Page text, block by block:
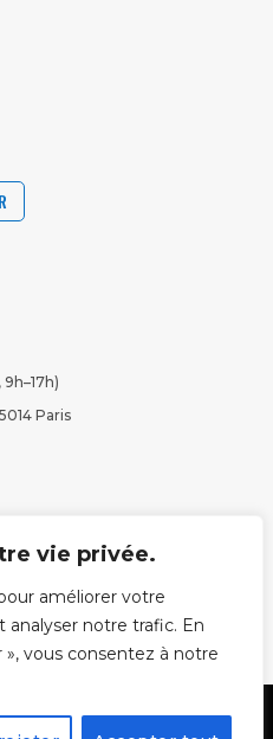
vie privée.
améliorer votre
analyser notre trafic. En
vous consentez à notre
Paris
Politique CNIL Copyright ©